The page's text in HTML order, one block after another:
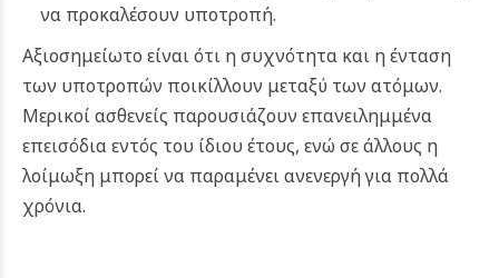
να προκαλέσουν υποτροπή.
Αξιοσημείωτο είναι ότι η συχνότητα και η ένταση
των υποτροπών ποικίλλουν μεταξύ των ατόμων.
Μερικοί ασθενείς παρουσιάζουν επανειλημμένα
επεισόδια εντός του ίδιου έτους, ενώ σε άλλους η
λοίμωξη μπορεί να παραμένει ανενεργή για πολλά
χρόνια.